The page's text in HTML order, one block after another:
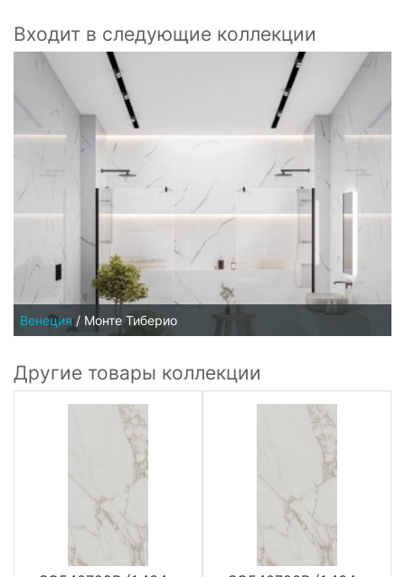
Входит в следующие коллекции
Венеция / Монте Тиберио
Другие товары коллекции